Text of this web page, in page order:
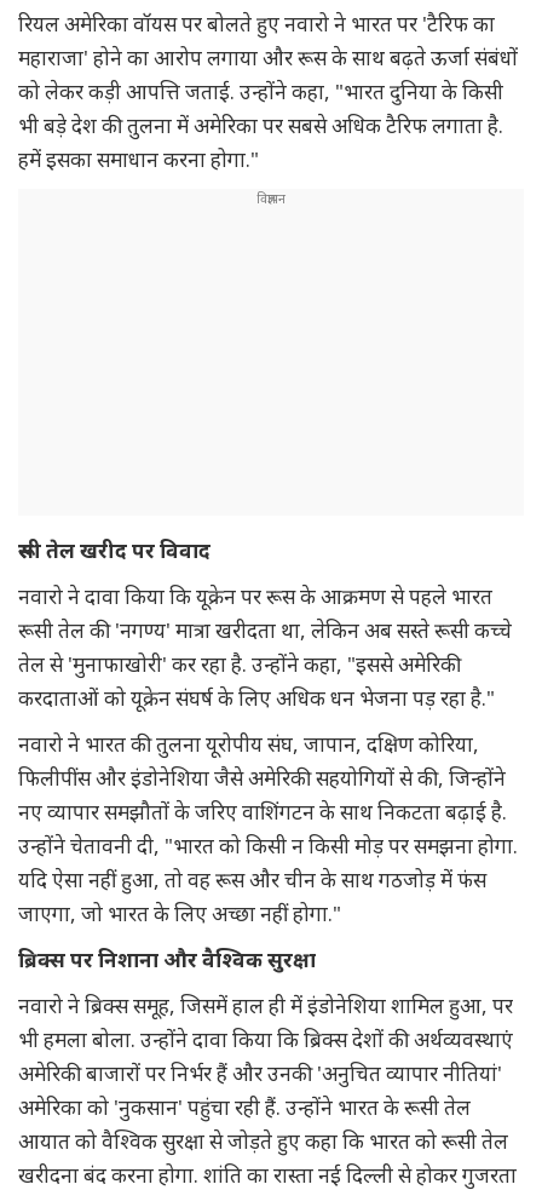
रियल अमेरिका वॉयस पर बोलते हुए नवारो ने भारत पर 'टैरिफ का
महाराजा' होने का आरोप लगाया और रूस के साथ बढ़ते ऊर्जा संबंधों
को लेकर कड़ी आपत्ति जताई. उन्होंने कहा, "भारत दुनिया के किसी
भी बड़े देश की तुलना में अमेरिका पर सबसे अधिक टैरिफ लगाता है.
हमें इसका समाधान करना होगा."
रूसी तेल खरीद पर विवाद
नवारो ने दावा किया कि यूक्रेन पर रूस के आक्रमण से पहले भारत
रूसी तेल की 'नगण्य' मात्रा खरीदता था, लेकिन अब सस्ते रूसी कच्चे
तेल से 'मुनाफाखोरी' कर रहा है. उन्होंने कहा, "इससे अमेरिकी
करदाताओं को यूक्रेन संघर्ष के लिए अधिक धन भेजना पड़ रहा है."
नवारो ने भारत की तुलना यूरोपीय संघ, जापान, दक्षिण कोरिया,
फिलीपींस और इंडोनेशिया जैसे अमेरिकी सहयोगियों से की, जिन्होंने
नए व्यापार समझौतों के जरिए वाशिंगटन के साथ निकटता बढ़ाई है.
उन्होंने चेतावनी दी, "भारत को किसी न किसी मोड़ पर समझना होगा.
यदि ऐसा नहीं हुआ, तो वह रूस और चीन के साथ गठजोड़ में फंस
जाएगा, जो भारत के लिए अच्छा नहीं होगा."
ब्रिक्स पर निशाना और वैश्विक सुरक्षा
नवारो ने ब्रिक्स समूह, जिसमें हाल ही में इंडोनेशिया शामिल हुआ, पर
भी हमला बोला. उन्होंने दावा किया कि ब्रिक्स देशों की अर्थव्यवस्थाएं
अमेरिकी बाजारों पर निर्भर हैं और उनकी 'अनुचित व्यापार नीतियां'
अमेरिका को 'नुकसान' पहुंचा रही हैं. उन्होंने भारत के रूसी तेल
आयात को वैश्विक सुरक्षा से जोड़ते हुए कहा कि भारत को रूसी तेल
खरीदना बंद करना होगा. शांति का रास्ता नई दिल्ली से होकर गुजरता